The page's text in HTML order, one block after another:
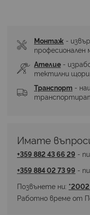
Монтаж -
професионален
Ателие -
тектилни щори
Транспорт -
Имате
+359 882 43 66 29 -
+359 884 02 73 99 -
Позвънете ни: *2002
Работно време от